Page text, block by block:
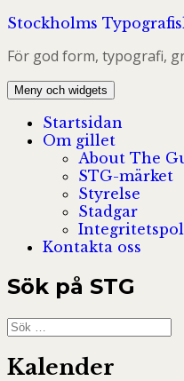
Hoppa
innehåll
Stockholms
För god form, typografi,
Meny och widgets
Startsidan
Om gillet
About The
STG-märket
Styrelse
Stadgar
Kontakta oss
Sök på STG
Sök
efter:
Kalender